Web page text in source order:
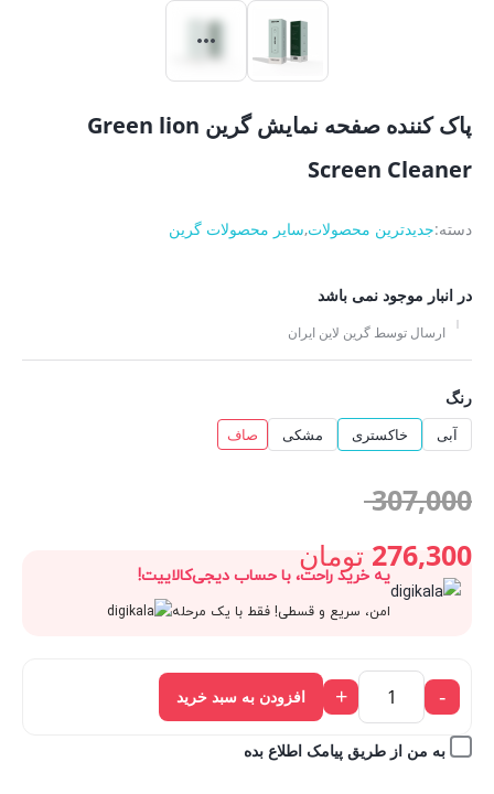
پاک کننده صفحه نمایش گرین Green lion
Screen Cleaner
دسته:جدیدترین محصولات,سایر محصولات گرین
در انبار موجود نمی باشد
ارسال توسط گرین لاین ایران
رنگ
آبی خاکستری مشکی صاف
307,000
اصلی:
307,000 تومان
بود.
276,300 تومان
قیمت
فعلی:
276,300 تومان.
یه خرید راحت، با حساب دیجی‌کالاییت!
امن، سریع و قسطی! فقط با یک مرحله
-
+ افزودن به سبد خرید
به من از طریق پیامک اطلاع بده